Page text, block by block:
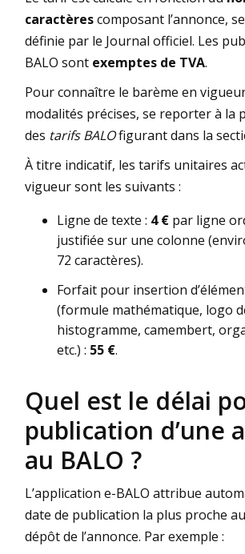
caractèrescomposant l’annonce,
définie par le Journal officiel. Les
BALO sont exemptes de TVA.
Pour connaître le barème en
modalités précises, se reporter à la
des tarifs BALOfigurant dans la
À titre indicatif, les tarifs unitaires
vigueur sont les suivants :
Ligne de texte : 4 € par ligne
justifiée sur une colonne
72 caractères).
Forfait pour insertion
(formule mathématique, logo
histogramme, camembert,
etc.) : 55 €.
Quel est le délai
publication d’une
au BALO ?
L’application e-BALO attribue
date de publication la plus proche
dépôt de l’annonce. Par exemple :